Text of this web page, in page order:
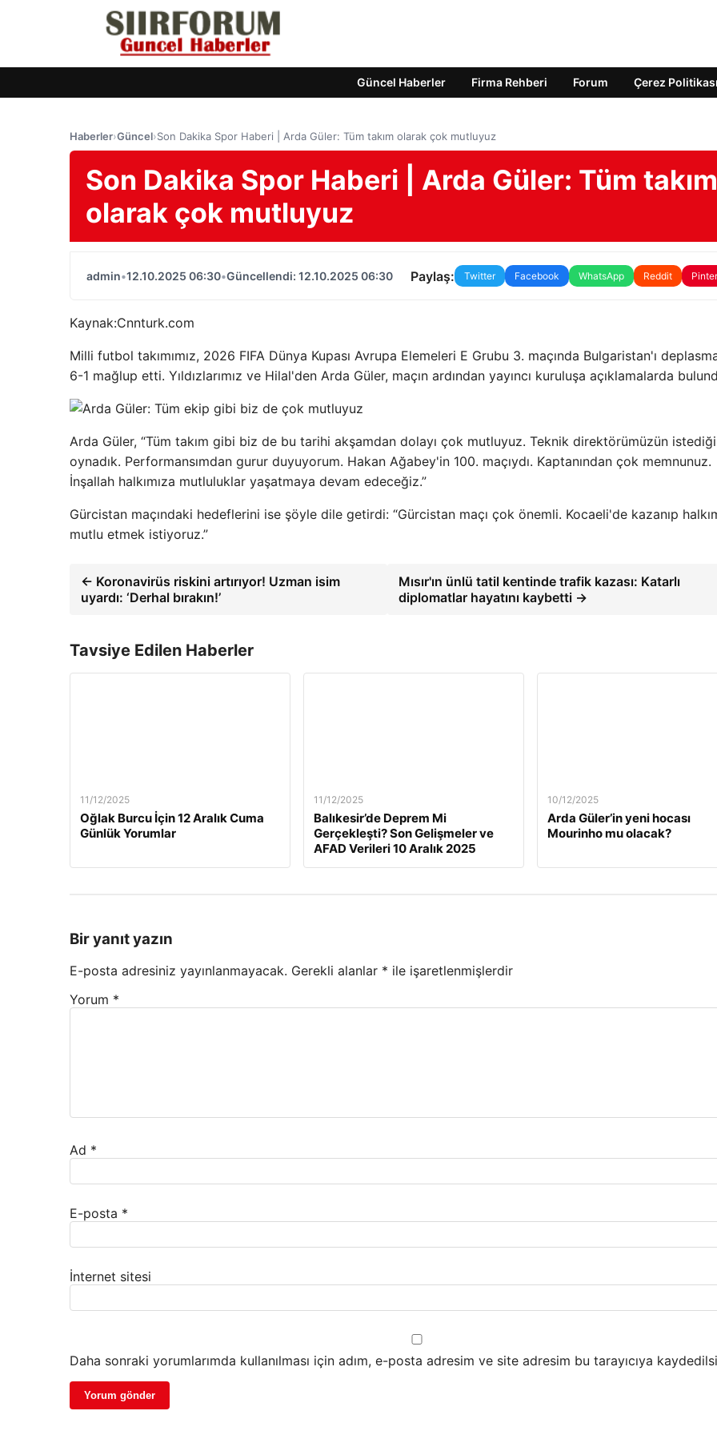
Güncel Haberler Firma Rehberi Forum Çerez Politikası
Haberler›Güncel›Son Dakika Spor Haberi | Arda Güler: Tüm takım olarak çok mutluyuz
Son Dakika Spor Haberi | Arda Güler: Tüm takım
olarak çok mutluyuz
admin•12.10.2025 06:30•Güncellendi: 12.10.2025 06:30 Paylaş: Twitter Facebook WhatsApp Reddit
Kaynak:Cnnturk.com
Milli futbol takımımız, 2026 FIFA Dünya Kupası Avrupa Elemeleri E Grubu 3. maçında Bulgaristan'ı
6-1 mağlup etti. Yıldızlarımız ve Hilal'den Arda Güler, maçın ardından yayıncı kuruluşa açıklamalarda
Arda Güler, “Tüm takım gibi biz de bu tarihi akşamdan dolayı çok mutluyuz. Teknik direktörümüzün istediği
oynadık. Performansımdan gurur duyuyorum. Hakan Ağabey'in 100. maçıydı. Kaptanından çok memnunuz.
İnşallah halkımıza mutluluklar yaşatmaya devam edeceğiz.”
Gürcistan maçındaki hedeflerini ise şöyle dile getirdi: “Gürcistan maçı çok önemli. Kocaeli'de kazanıp
mutlu etmek istiyoruz.”
← Koronavirüs riskini artırıyor! Uzman isim
uyardı: ‘Derhal bırakın!’
Mısır'ın ünlü tatil kentinde trafik kazası: Katarlı
diplomatlar hayatını kaybetti →
Tavsiye Edilen Haberler
11/12/2025
Oğlak Burcu İçin 12 Aralık Cuma
Günlük Yorumlar
11/12/2025
Balıkesir’de Deprem Mi
Gerçekleşti? Son Gelişmeler ve
AFAD Verileri 10 Aralık 2025
10/12/2025
Arda Güler’in yeni hocası
Mourinho mu olacak?
Bir yanıt yazın
E-posta adresiniz yayınlanmayacak. Gerekli alanlar * ile işaretlenmişlerdir
Yorum *
Ad *
E-posta *
İnternet sitesi
Daha sonraki yorumlarımda kullanılması için adım, e-posta adresim ve site adresim bu tarayıcıya